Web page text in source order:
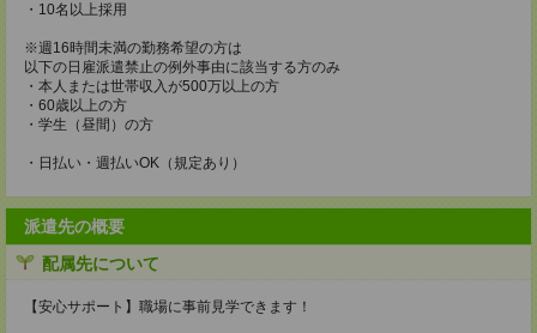
・10名以上採用
※週16時間未満の勤務希望の方は
以下の日雇派遣禁止の例外事由に該当する方のみ
・本人または世帯収入が500万以上の方
・60歳以上の方
・学生（昼間）の方
・日払い・週払いOK（規定あり）
派遣先の概要
配属先について
【安心サポート】職場に事前見学できます！